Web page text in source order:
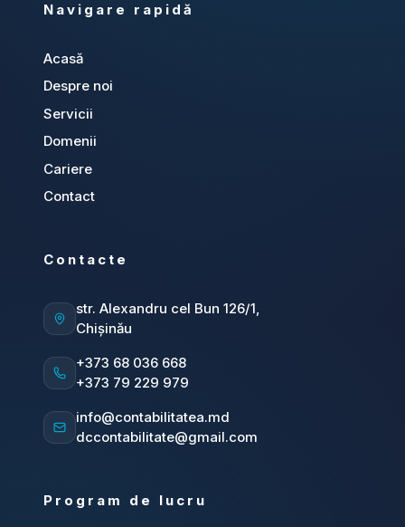
Navigare rapidă
Acasă
Despre noi
Servicii
Domenii
Cariere
Contact
Contacte
str. Alexandru cel Bun 126/1,
Chișinău
+373 68 036 668
+373 79 229 979
info@contabilitatea.md
dccontabilitate@gmail.com
Program de lucru